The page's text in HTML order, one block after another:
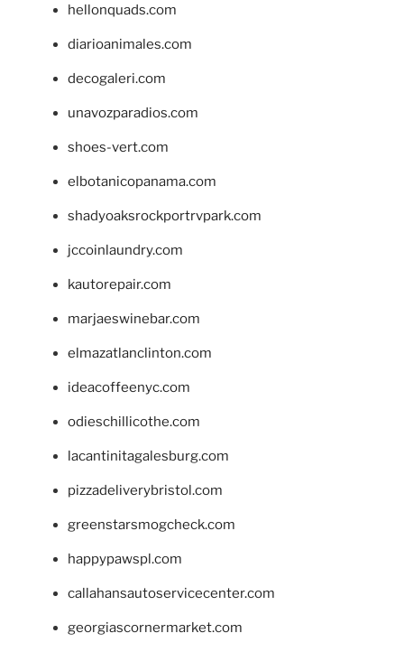
hellonquads.com
diarioanimales.com
decogaleri.com
unavozparadios.com
shoes-vert.com
elbotanicopanama.com
shadyoaksrockportrvpark.com
jccoinlaundry.com
kautorepair.com
marjaeswinebar.com
elmazatlanclinton.com
ideacoffeenyc.com
odieschillicothe.com
lacantinitagalesburg.com
pizzadeliverybristol.com
greenstarsmogcheck.com
happypawspl.com
callahansautoservicecenter.com
georgiascornermarket.com